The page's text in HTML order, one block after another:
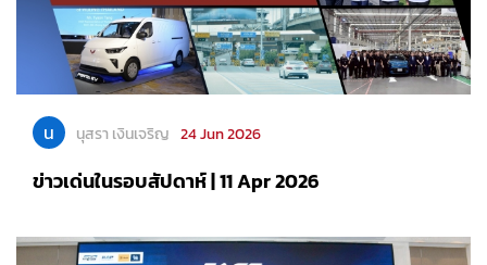
น นุสรา เงินเจริญ 24 Jun 2026
ข่าวเด่นในรอบสัปดาห์ | 11 Apr 2026